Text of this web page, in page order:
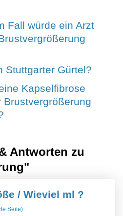
Fall würde ein Arzt
Stuttgarter Gürtel?
Kapselfibrose
Brustvergrößerung
Antworten zu
/ Wieviel ml ?
Seite)